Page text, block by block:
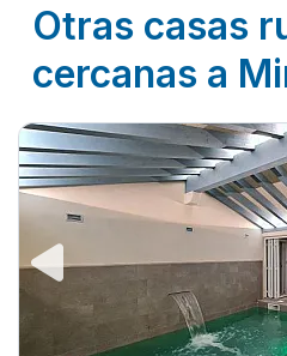
Otras casas
cercanas a